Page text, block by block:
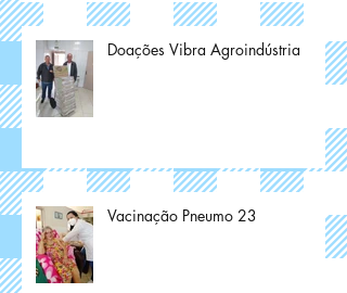
Doações Vibra Agroindústria
Vacinação Pneumo 23